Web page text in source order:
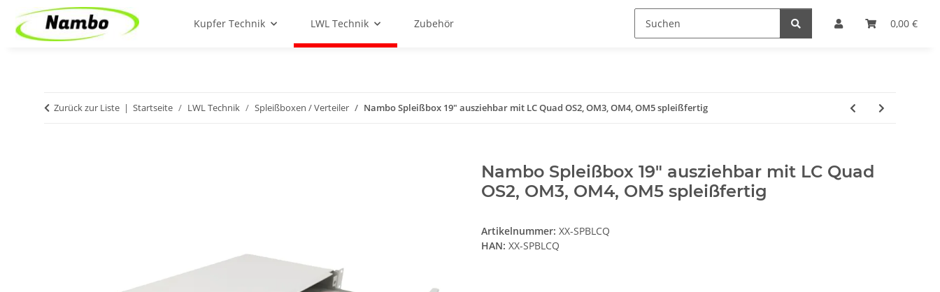
0,00 €
Kupfer Technik LWL Technik Zubehör
Zurück zur Liste Startseite LWL Technik Spleißboxen / Verteiler Nambo Spleißbox 19" ausziehbar mit LC Quad OS2, OM3, OM4, OM5 spleißfertig
Nambo Spleißbox 19" ausziehbar mit LC Quad
OS2, OM3, OM4, OM5 spleißfertig
Artikelnummer: XX-SPBLCQ
HAN: XX-SPBLCQ